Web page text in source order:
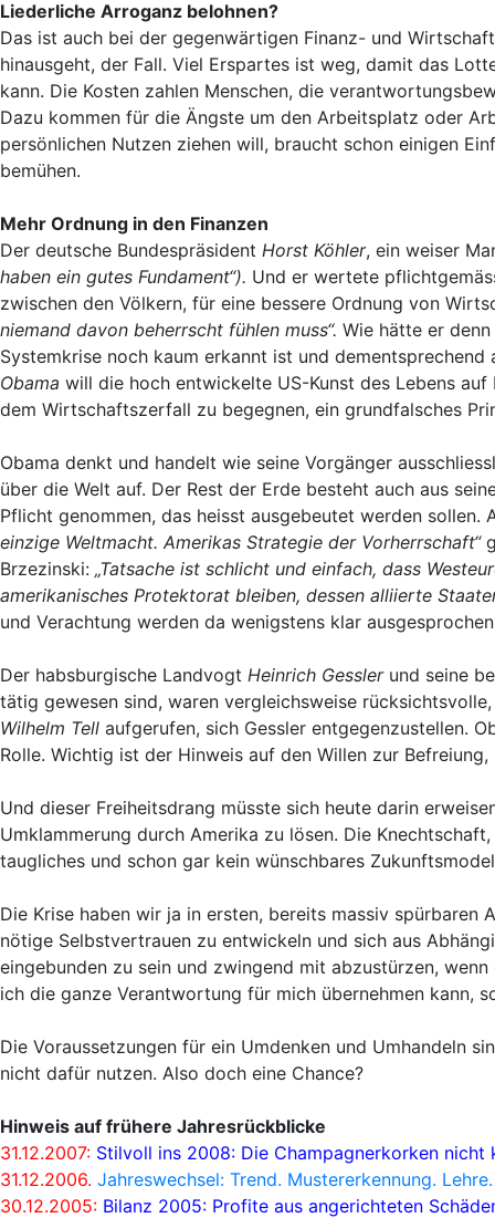
Liederliche Arroganz belohnen?
Das ist auch bei der gegenwärtigen Finanz- und
hinausgeht, der Fall. Viel Erspartes ist weg, damit das
kann. Die Kosten zahlen Menschen, die
Dazu kommen für die Ängste um den Arbeitsplatz oder
persönlichen Nutzen ziehen will, braucht schon einigen
bemühen.
Mehr Ordnung in den Finanzen
Der deutsche Bundespräsident Horst Köhler, ein weiser
haben ein gutes Fundament“). Und er wertete
zwischen den Völkern, für eine bessere Ordnung von
niemand davon beherrscht fühlen muss“. Wie hätte er
Systemkrise noch kaum erkannt ist und
Obama will die hoch entwickelte US-Kunst des Lebens
dem Wirtschaftszerfall zu begegnen, ein grundfalsches
Obama denkt und handelt wie seine Vorgänger
über die Welt auf. Der Rest der Erde besteht auch aus
Pflicht genommen, das heisst ausgebeutet werden
einzige Weltmacht. Amerikas Strategie der Vorherrschaft“
Brzezinski: „Tatsache ist schlicht und einfach, dass
amerikanisches Protektorat bleiben, dessen alliierte
und Verachtung werden da wenigstens klar
Der habsburgische Landvogt Heinrich Gesslerund seine
tätig gewesen sind, waren vergleichsweise
Wilhelm Tell aufgerufen, sich Gessler entgegenzustellen.
Rolle. Wichtig ist der Hinweis auf den Willen zur
Und dieser Freiheitsdrang müsste sich heute darin
Umklammerung durch Amerika zu lösen. Die
taugliches und schon gar kein wünschbares
Die Krise haben wir ja in ersten, bereits massiv spürbaren
nötige Selbstvertrauen zu entwickeln und sich aus
eingebunden zu sein und zwingend mit abzustürzen,
ich die ganze Verantwortung für mich übernehmen kann,
Die Voraussetzungen für ein Umdenken und Umhandeln
nicht dafür nutzen. Also doch eine Chance?
Hinweis auf frühere Jahresrückblicke
31.12.2007: Stilvoll ins 2008: Die Champagnerkorken nicht
31.12.2006. Jahreswechsel: Trend. Mustererkennung.
30.12.2005: Bilanz 2005: Profite aus angerichteten